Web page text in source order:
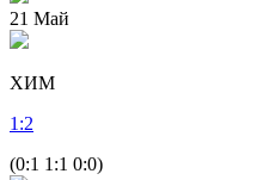
21 Май
ХИМ
1 :2
(0:1 1:1 0:0)